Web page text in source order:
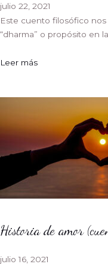
julio 22, 2021
Este cuento filosófico
“dharma” o propósito en la
Leer más
Historia de amor
julio 16, 2021